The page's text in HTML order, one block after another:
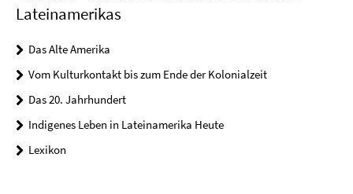
Lateinamerikas
Das Alte Amerika
Vom Kulturkontakt bis zum Ende der Kolonialzeit
Das 20. Jahrhundert
Indigenes Leben in Lateinamerika Heute
Lexikon